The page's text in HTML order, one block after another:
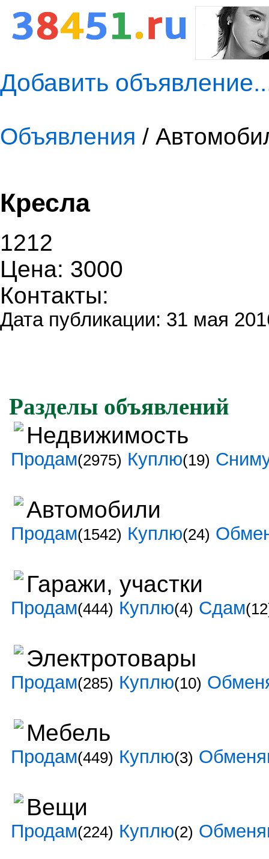
Добавить
Объявления /
Кресла
1212
Цена: 3000
Контакты:
Дата публикации: 31 мая
Разделы объявлений
Недвижимость
Продам(2975) Куплю(19)
Автомобили
Продам(1542) Куплю(24)
Гаражи, участки
Продам(444) Куплю(4) Сдам
Электротовары
Продам(285) Куплю(10)
Мебель
Продам(449) Куплю(3)
Вещи
Продам(224) Куплю(2)